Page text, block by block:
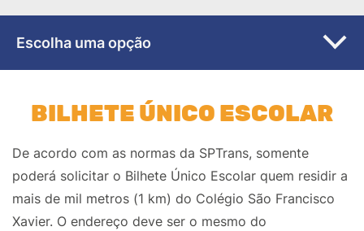
Escolha uma opção
BILHETE ÚNICO ESCOLAR
De acordo com as normas da SPTrans, somente
poderá solicitar o Bilhete Único Escolar quem residir a
mais de mil metros (1 km) do Colégio São Francisco
Xavier. O endereço deve ser o mesmo do